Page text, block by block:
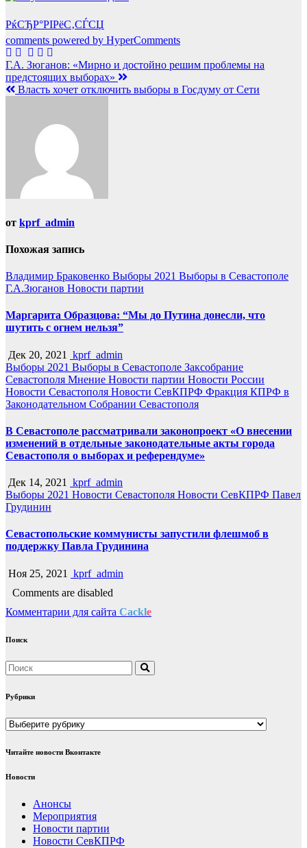
РќСЂР°РІРёС‚СЃСЏ
comments powered by HyperComments
Навигация
по
Г.А. Зюганов: «Мирно и достойно решим проблемы на
предстоящих выборах»
Власть хочет отключить выборы в Госдуму от Сети
от kprf_admin
Похожая запись
Владимир Браковенко Выборы 2021 Выборы в Севастополе
Г.А.Зюганов Новости партии
Маргарита Образцова: “Мы до Путина донесли, что
шутить с огнем нельзя”
Дек 20, 2021
kprf_admin
Выборы 2021 Выборы в Севастополе Заксобрание
Севастополя Мнение Новости партии Новости России
Новости Севастополя Новости СевКПРФ Фракция КПРФ в
Законодательном Собрании Севастополя
В Севастополе рассматривали законопроект «О внесении
изменений в отдельные законодательные акты города
Севастополя о выборах и референдуме»
Дек 14, 2021
kprf_admin
Выборы 2021 Новости Севастополя Новости СевКПРФ Павел
Грудинин
Севастопольские коммунисты запустили флешмоб в
поддержку Павла Грудинина
Ноя 25, 2021
kprf_admin
Comments are disabled
Комментарии для сайта Cackle
Поиск
Рубрики
Рубрики
Читайте новости Вконтакте
Новости
Анонсы
Мероприятия
Новости партии
Новости СевКПРФ